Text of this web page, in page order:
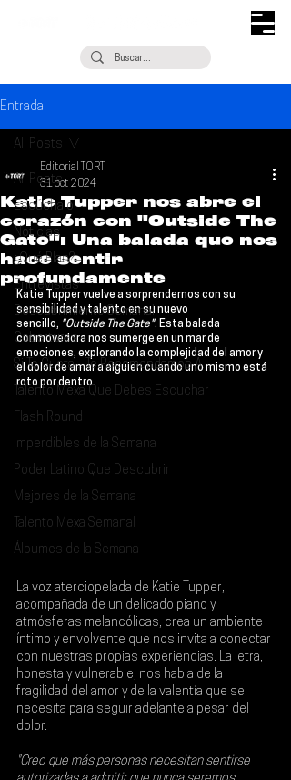
Entrada
All Posts
Escúchalo
Noticias
¿Qué Plan?
Entrevistas
Descubrimiento Semanal
Coberturas
Si Te Gusta... Te Recomendamos A...
Talento Mexa Que Debes Escuchar
Flash Round
Imperdibles de la Semana
Poder Latino Que Descubrir
Mejores de la Semana
Talento Mexa Semanal
Álbumes de la Semana
All Posts
Katie Tupper nos abre el
corazón con "Outside The
Gate": Una balada que nos
hace sentir
profundamente
Editorial TORT
31 oct 2024
Katie Tupper vuelve a sorprendernos con su
sensibilidad y talento en su nuevo
sencillo, "Outside The Gate". Esta balada
conmovedora nos sumerge en un mar de
emociones, explorando la complejidad del amor y
el dolor de amar a alguien cuando uno mismo está
roto por dentro.
La voz aterciopelada de Katie Tupper,
acompañada de un delicado piano y
atmósferas melancólicas, crea un ambiente
íntimo y envolvente que nos invita a conectar
con nuestras propias experiencias. La letra,
honesta y vulnerable, nos habla de la
fragilidad del amor y de la valentía que se
necesita para seguir adelante a pesar del
dolor.
"Creo que más personas necesitan sentirse